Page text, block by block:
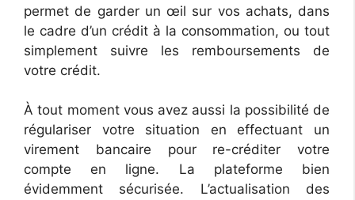
permet de garder un œil sur vos achats, dans
le cadre d’un crédit à la consommation, ou tout
simplement suivre les remboursements de
votre crédit.
À tout moment vous avez aussi la possibilité de
régulariser votre situation en effectuant un
virement bancaire pour re-créditer votre
compte en ligne. La plateforme bien
évidemment sécurisée. L’actualisation des